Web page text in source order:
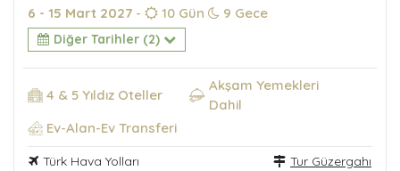
6 - 15 Mart 2027 - 10 Gün 9 Gece
Diğer Tarihler (2)
4 & 5 Yıldız Oteller
Akşam Yemekleri
Dahil
Ev-Alan-Ev Transferi
Türk Hava Yolları Tur Güzergahı